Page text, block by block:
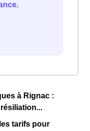
.
à Rignac :
tarifs pour